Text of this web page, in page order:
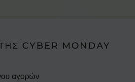
CYBER MONDAY
αγορών